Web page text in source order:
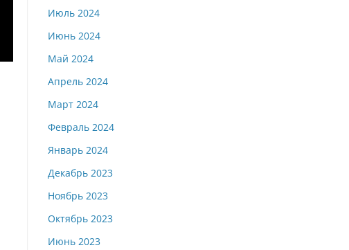
Июль 2024
Июнь 2024
Май 2024
Апрель 2024
Март 2024
Февраль 2024
Январь 2024
Декабрь 2023
Ноябрь 2023
Октябрь 2023
Июнь 2023